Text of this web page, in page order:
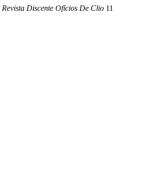
Revista Discente Ofícios De Clio 11